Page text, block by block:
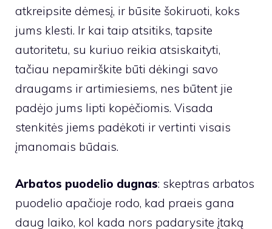
atkreipsite dėmesį, ir būsite šokiruoti, koks
jums klesti. Ir kai taip atsitiks, tapsite
autoritetu, su kuriuo reikia atsiskaityti,
tačiau nepamirškite būti dėkingi savo
draugams ir artimiesiems, nes būtent jie
padėjo jums lipti kopėčiomis. Visada
stenkitės jiems padėkoti ir vertinti visais
įmanomais būdais.
Arbatos puodelio dugnas: skeptras arbatos
puodelio apačioje rodo, kad praeis gana
daug laiko, kol kada nors padarysite įtaką